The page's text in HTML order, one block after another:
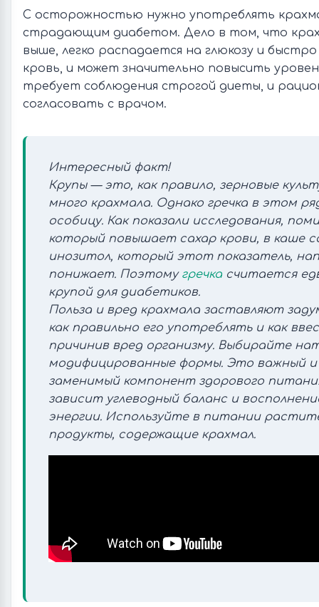
С осторожностью нужно употреблять
страдающим диабетом. Дело в том, что
выше, легко распадается на глюкозу и
кровь, и может значительно повысить
требует соблюдения строгой диеты, и
согласовать с врачом.
Интересный факт!
Крупы — это, как правило, зерновые
много крахмала. Однако гречка в этом
особицу. Как показали исследования,
который повышает сахар крови, в каше
инозитол, который этот показатель,
понижает. Поэтому гречка считается
крупой для диабетиков.
Польза и вред крахмала заставляют
как правильно его употреблять и как
причинив вред организму. Выбирайте
модифицированные формы. Это важный и
заменимый компонент здорового
зависит углеводный баланс и
энергии. Используйте в питании
продукты, содержащие крахмал.